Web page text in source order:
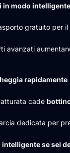
in modo intelligente
gratuito per
avanzati
rapidamente
cade
dedicata per
intelligente se sei